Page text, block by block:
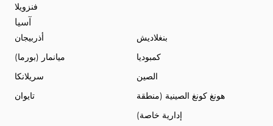
فنزويلا
آسيا
أذربيجان
بنغلاديش
ميانمار (بورما)
كمبوديا
سريلانكا
الصين
تايوان
هونغ كونغ الصينية (منطقة
إدارية خاصة)